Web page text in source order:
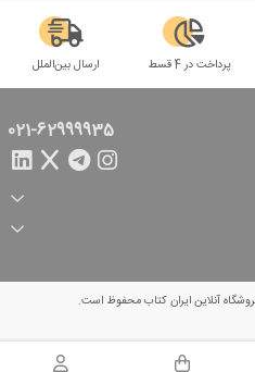
پرداخت در 4 قسط ارسال بین‌الملل
021-62999935
آنلاین ایران کتاب محفوظ است.
سبد خرید